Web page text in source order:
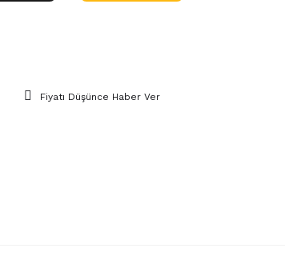
Fiyatı Düşünce Haber Ver